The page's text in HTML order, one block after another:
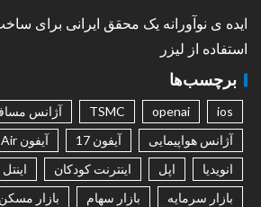
ایده ی نوآورانه یک محقق ایرانی برای
استفاده از لیزر
برچسب‌ها
ios
openai
TSMC
آژانس
آژانس هواپیمایی
آیفون 17 آیفون Air
انویدیا
اپل اینترنت کودکان اینتل
بازار سرمایه
بازار سهام بازار مسکن